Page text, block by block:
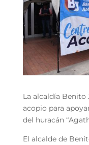
La alcaldía
acopio para
del huracán
El alcalde de